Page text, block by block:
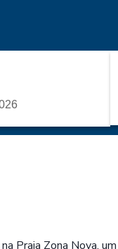
Praia Zona Nova,